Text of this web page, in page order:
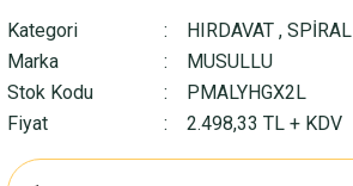
Kategori HIRDAVAT , SPİRAL
Marka
MUSULLU
Stok Kodu
PMALYHGX2L
Fiyat
2.498,33 TL + KDV